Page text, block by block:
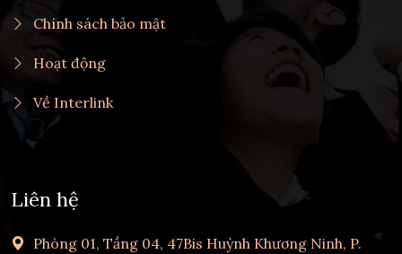
Chính sách bảo mật
Hoạt động
Về Interlink
Liên hệ
Phòng 01, Tầng 04, 47Bis Huỳnh Khương Ninh, P.